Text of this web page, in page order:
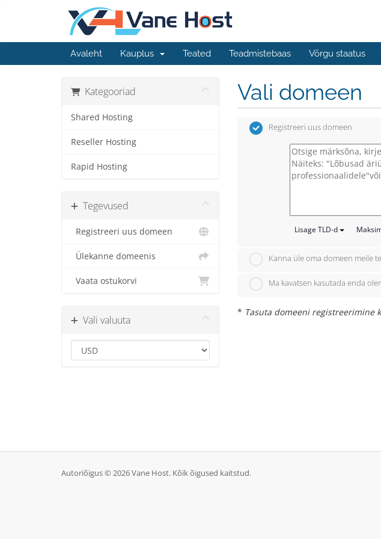
Avaleht Kauplus Teated Teadmistebaas Võrgu staatus
Kategooriad
Shared Hosting
Reseller Hosting
Rapid Hosting
Tegevused
Registreeri uus domeen
Ülekanne domeenis
Vaata ostukorvi
Vali valuuta
Vali domeen
Registreeri uus domeen
Lisage TLD-d
Kanna üle oma domeen meile
Ma kavatsen kasutada enda
* Tasuta domeeni registreerimine
Autoriõigus © 2026 Vane Host. Kõik õigused kaitstud.